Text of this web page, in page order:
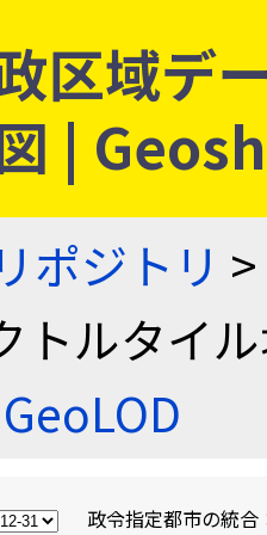
区域デ
|
ポジトリ >
トルタイ
GeoLOD
政令指定都市の統